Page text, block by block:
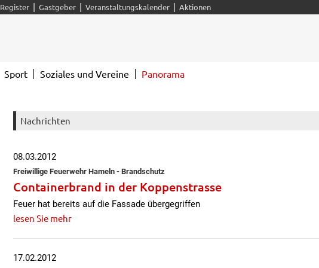
Nachrichten
08.03.2012
Freiwillige Feuerwehr Hameln - Brandschutz
Containerbrand in der Koppenstrasse
Feuer hat bereits auf die Fassade übergegriffen
lesen Sie mehr
17.02.2012
Register | Gastgeber | Veranstaltungskalender | Aktionen
Sport Soziales und Vereine Panorama